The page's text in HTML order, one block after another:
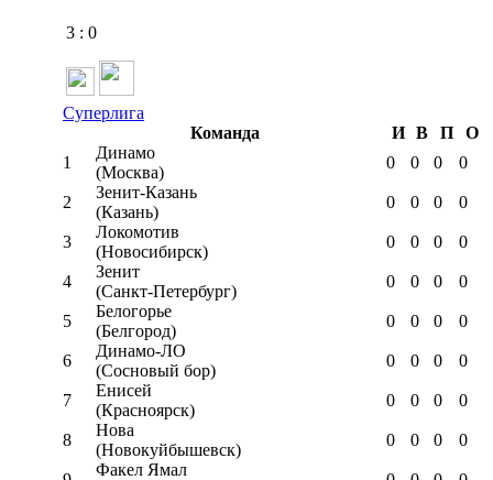
3 : 0
Суперлига
Команда
И В П
О
1
Динамо
(Москва)
0 0 0 0
2
Зенит-Казань
(Казань)
0 0 0 0
3
Локомотив
(Новосибирск)
0 0 0 0
4
Зенит
(Санкт-Петербург)
0 0 0 0
5
Белогорье
(Белгород)
0 0 0 0
6
Динамо-ЛО
(Сосновый бор)
0 0 0 0
7
Енисей
(Красноярск)
0 0 0 0
8
Нова
(Новокуйбышевск)
0 0 0 0
Факел Ямал